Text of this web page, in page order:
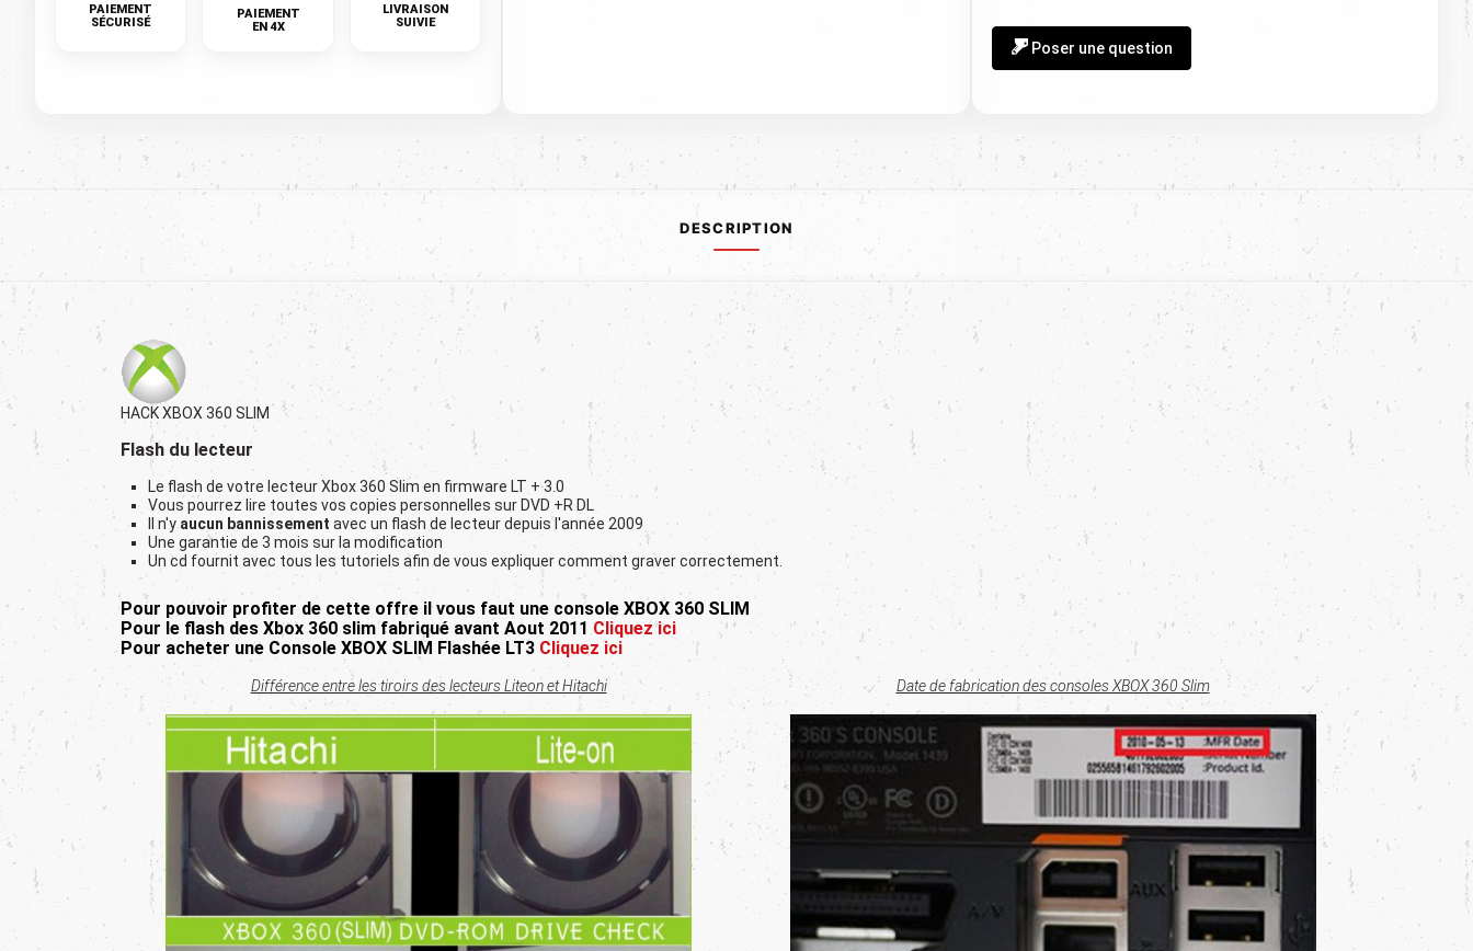
PAIEMENT
SÉCURISÉ
PAIEMENT
EN 4X
LIVRAISON
SUIVIE
Poser une question
DESCRIPTION
HACK XBOX 360 SLIM
Flash du lecteur
Le flash de votre lecteur Xbox 360 Slim en firmware LT + 3.0
Vous pourrez lire toutes vos copies personnelles sur DVD +R DL
Il n'yaucun bannissementavec un flash de lecteur depuis l'année 2009
Une garantie de 3 mois sur la modification
Un cd fournit avec tous les tutoriels afin de vous expliquer comment graver correctement.
Pour pouvoir profiter de cette offre il vous faut une console XBOX 360 SLIM
Pour le flash des Xbox 360 slim fabriqué avant Aout 2011 Cliquez ici
Pour acheter une Console XBOX SLIM Flashée LT3 Cliquez ici
Différence entre les tiroirs des lecteurs Liteon et Hitachi Date de fabrication des consoles XBOX 360 Slim